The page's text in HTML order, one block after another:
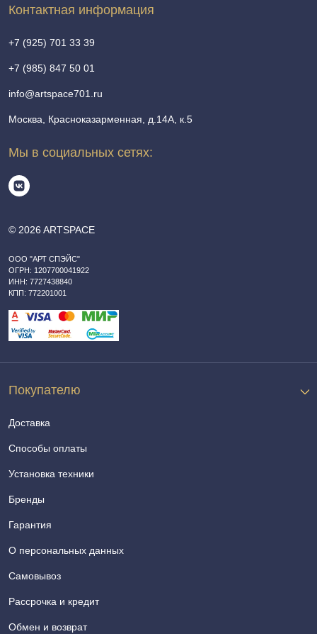
© 2026 ARTSPACE
ООО "АРТ СПЭЙС"
ОГРН: 1207700041922
ИНН: 7727438840
КПП: 772201001
Покупателю
Доставка
Способы оплаты
Установка техники
Бренды
Гарантия
О персональных данных
Самовывоз
Рассрочка и кредит
Обмен и возврат
Контактная информация
+7 (925) 701 33 39
+7 (985) 847 50 01
info@artspace701.ru
Москва, Красноказарменная, д.14А, к.5
Мы в социальных сетях: